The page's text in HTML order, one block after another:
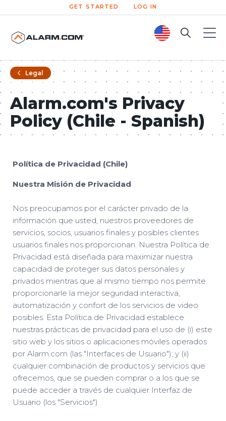
GET STARTED LOG IN
Search
Toggle
Legal
Alarm.com's Privacy
Policy (Chile - Spanish)
Política de Privacidad (Chile)
Nuestra Misión de Privacidad
Nos preocupamos por el carácter privado de la
información que usted, nuestros proveedores de
servicios, socios, usuarios finales y posibles clientes
usuarios finales nos proporcionan. Nuestra Política de
Privacidad está diseñada para maximizar nuestra
capacidad de proteger sus datos personales y
privados mientras que al mismo tiempo nos permite
proporcionarle la mejor seguridad interactiva,
automatización y confort de los servicios de video
posibles. Esta Política de Privacidad establece
nuestras prácticas de privacidad para el uso de (i) este
sitio web y los sitios o aplicaciones móviles operados
por Alarm.com (las "Interfaces de Usuario"); y (ii)
cualquier combinación de productos y servicios que
ofrecemos, que se pueden comprar o a los que se
puede acceder a través de cualquier Interfaz de
Usuario (los "Servicios").